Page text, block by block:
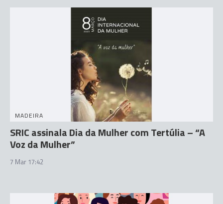
MADEIRA
SRIC assinala Dia da Mulher com Tertúlia – “A
Voz da Mulher”
7 Mar 17:42